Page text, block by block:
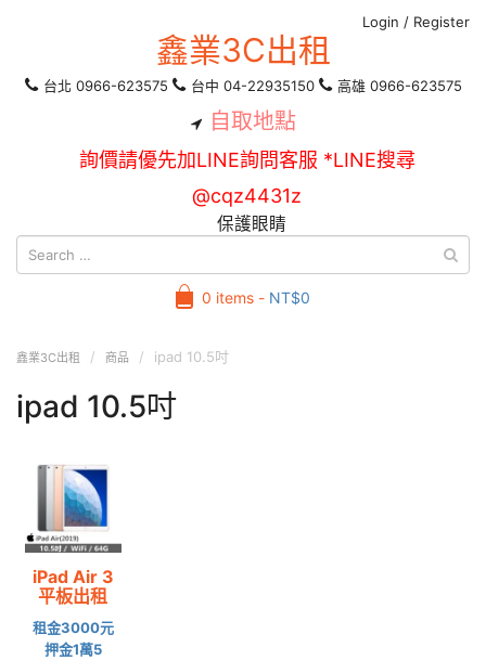
Login / Register
鑫業3C出租
台北 0966-623575 台中 04-22935150 高雄 0966-623575
自取地點
詢價請優先加LINE詢問客服 *LINE搜尋
@cqz4431z
保護眼睛
0 items - NT$0
鑫業3C出租 商品 ipad 10.5吋
ipad 10.5吋
iPad Air 3
平板出租
租金3000元
押金1萬5